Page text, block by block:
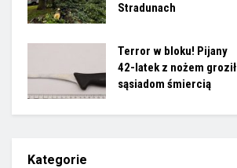
Stradunach
Terror w bloku! Pijany
42-latek z nożem groził
sąsiadom śmiercią
Kategorie